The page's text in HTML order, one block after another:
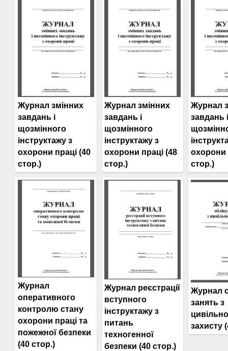
Журнал змінних
завдань і
щозмінного
інструктажу з
охорони праці (40
стор.)
Журнал змінних
завдань і
щозмінного
інструктажу з
охорони праці (48
стор.)
Журнал
завдань і
охорони
стор.)
Журнал
оперативного
контролю стану
охорони праці та
пожежної безпеки
(40 стор.)
Журнал реєстрації
вступного
інструктажу з
питань
техногенної
безпеки (40 стор.)
Журнал
занять з
захисту